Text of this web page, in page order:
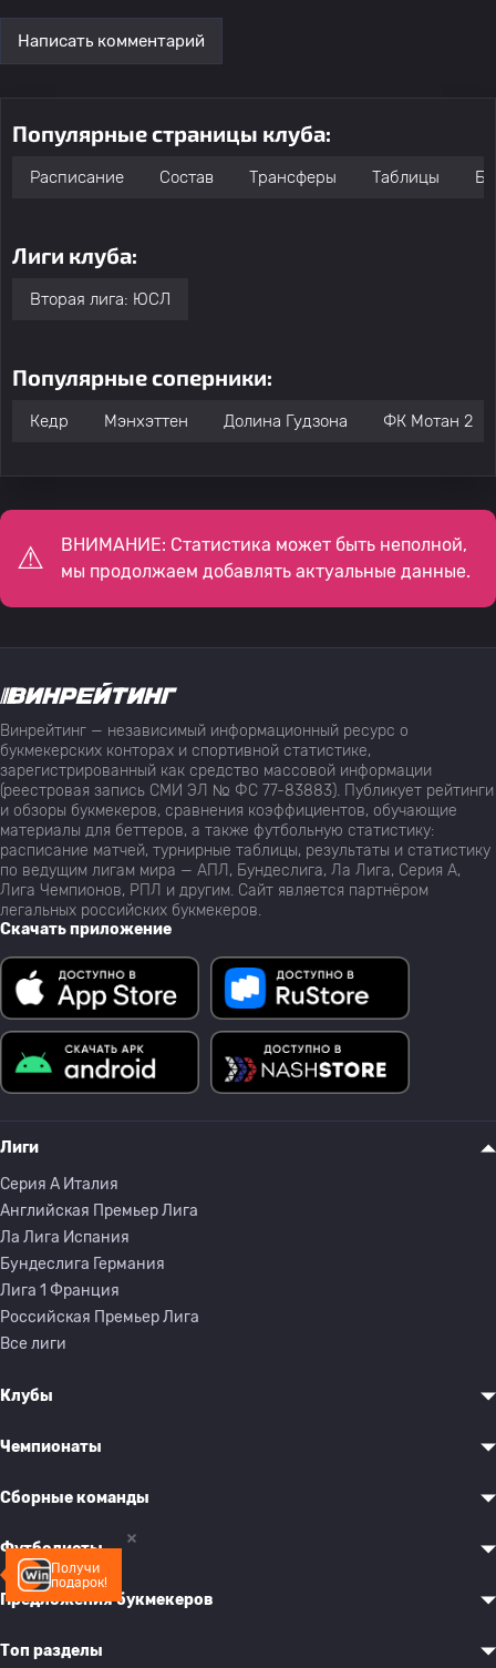
Написать комментарий
Популярные страницы клуба:
Расписание Состав Трансферы Таблицы
Лиги клуба:
Вторая лига: ЮСЛ
Популярные соперники:
Кедр Мэнхэттен Долина Гудзона ФК Мотан 2
ВНИМАНИЕ: Статистика может быть неполной,
мы продолжаем добавлять актуальные данные.
Получи
подарок!
Винрейтинг — независимый информационный ресурс о
букмекерских конторах и спортивной статистике,
зарегистрированный как средство массовой информации
(реестровая запись СМИ ЭЛ № ФС 77-83883). Публикует рейтинги
и обзоры букмекеров, сравнения коэффициентов, обучающие
материалы для беттеров, а также футбольную статистику:
расписание матчей, турнирные таблицы, результаты и статистику
по ведущим лигам мира — АПЛ, Бундеслига, Ла Лига, Серия А,
Лига Чемпионов, РПЛ и другим. Сайт является партнёром
легальных российских букмекеров.
Скачать приложение
Лиги
Серия A Италия
Английская Премьер Лига
Ла Лига Испания
Бундеслига Германия
Лига 1 Франция
Российская Премьер Лига
Все лиги
Клубы
Чемпионаты
Сборные команды
Футболисты
Предложения букмекеров
Топ разделы